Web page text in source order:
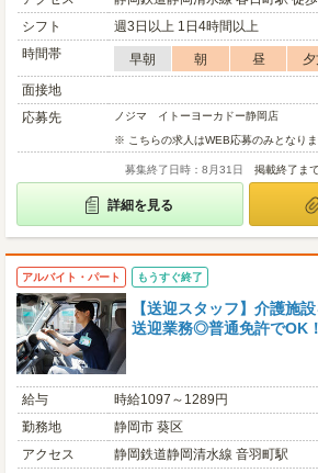
シフト
週3日以上 1日4時間以上
時間帯
早朝 朝 昼
面接地
応募先
ノジマ イトーヨーカドー静岡店
※ こちらの求人はWEB応募のみとなり
募集終了日時：8月31日 掲載終了ま
詳細を見る
アルバイト・パート もうすぐ終了
【送迎スタッフ】介護施
送迎業務◎普通免許でOK
給与
時給1097～1289円
勤務地
静岡市 葵区
アクセス
静岡鉄道静岡清水線 音羽町駅